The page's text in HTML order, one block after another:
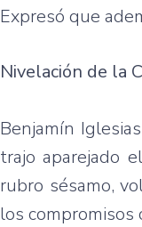
Expresó que
Nivelación de la
Benjamín Iglesias
trajo aparejado el
rubro sésamo,
los compromisos